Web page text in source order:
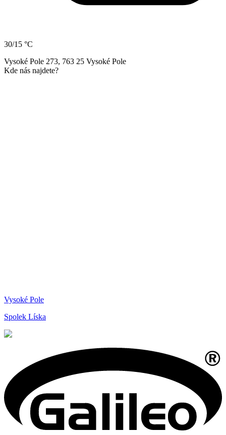
30/15 °C
Vysoké Pole 273, 763 25 Vysoké Pole
Kde nás najdete?
Vysoké Pole
Spolek Líska